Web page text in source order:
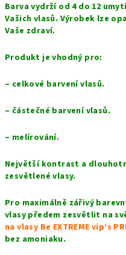
Barva vydrží od 4 do 12
Vašich vlasů. Výrobek lze
Vaše zdraví.
Produkt je vhodný pro:
– celkové barvení vlasů.
– částečné barvení vlasů.
– melírování.
Největší kontrast a
zesvětlené vlasy.
Pro maximálně zářivý
vlasy předem zesvětlit na
na vlasy Be EXTREME vip‘s
bez amoniaku.